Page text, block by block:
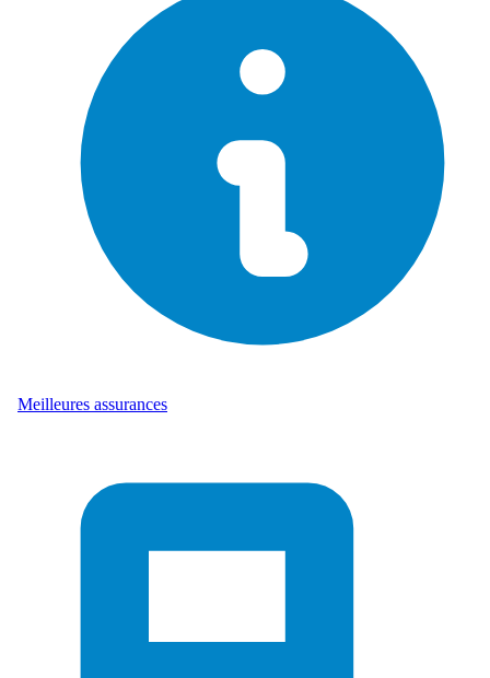
Meilleures assurances